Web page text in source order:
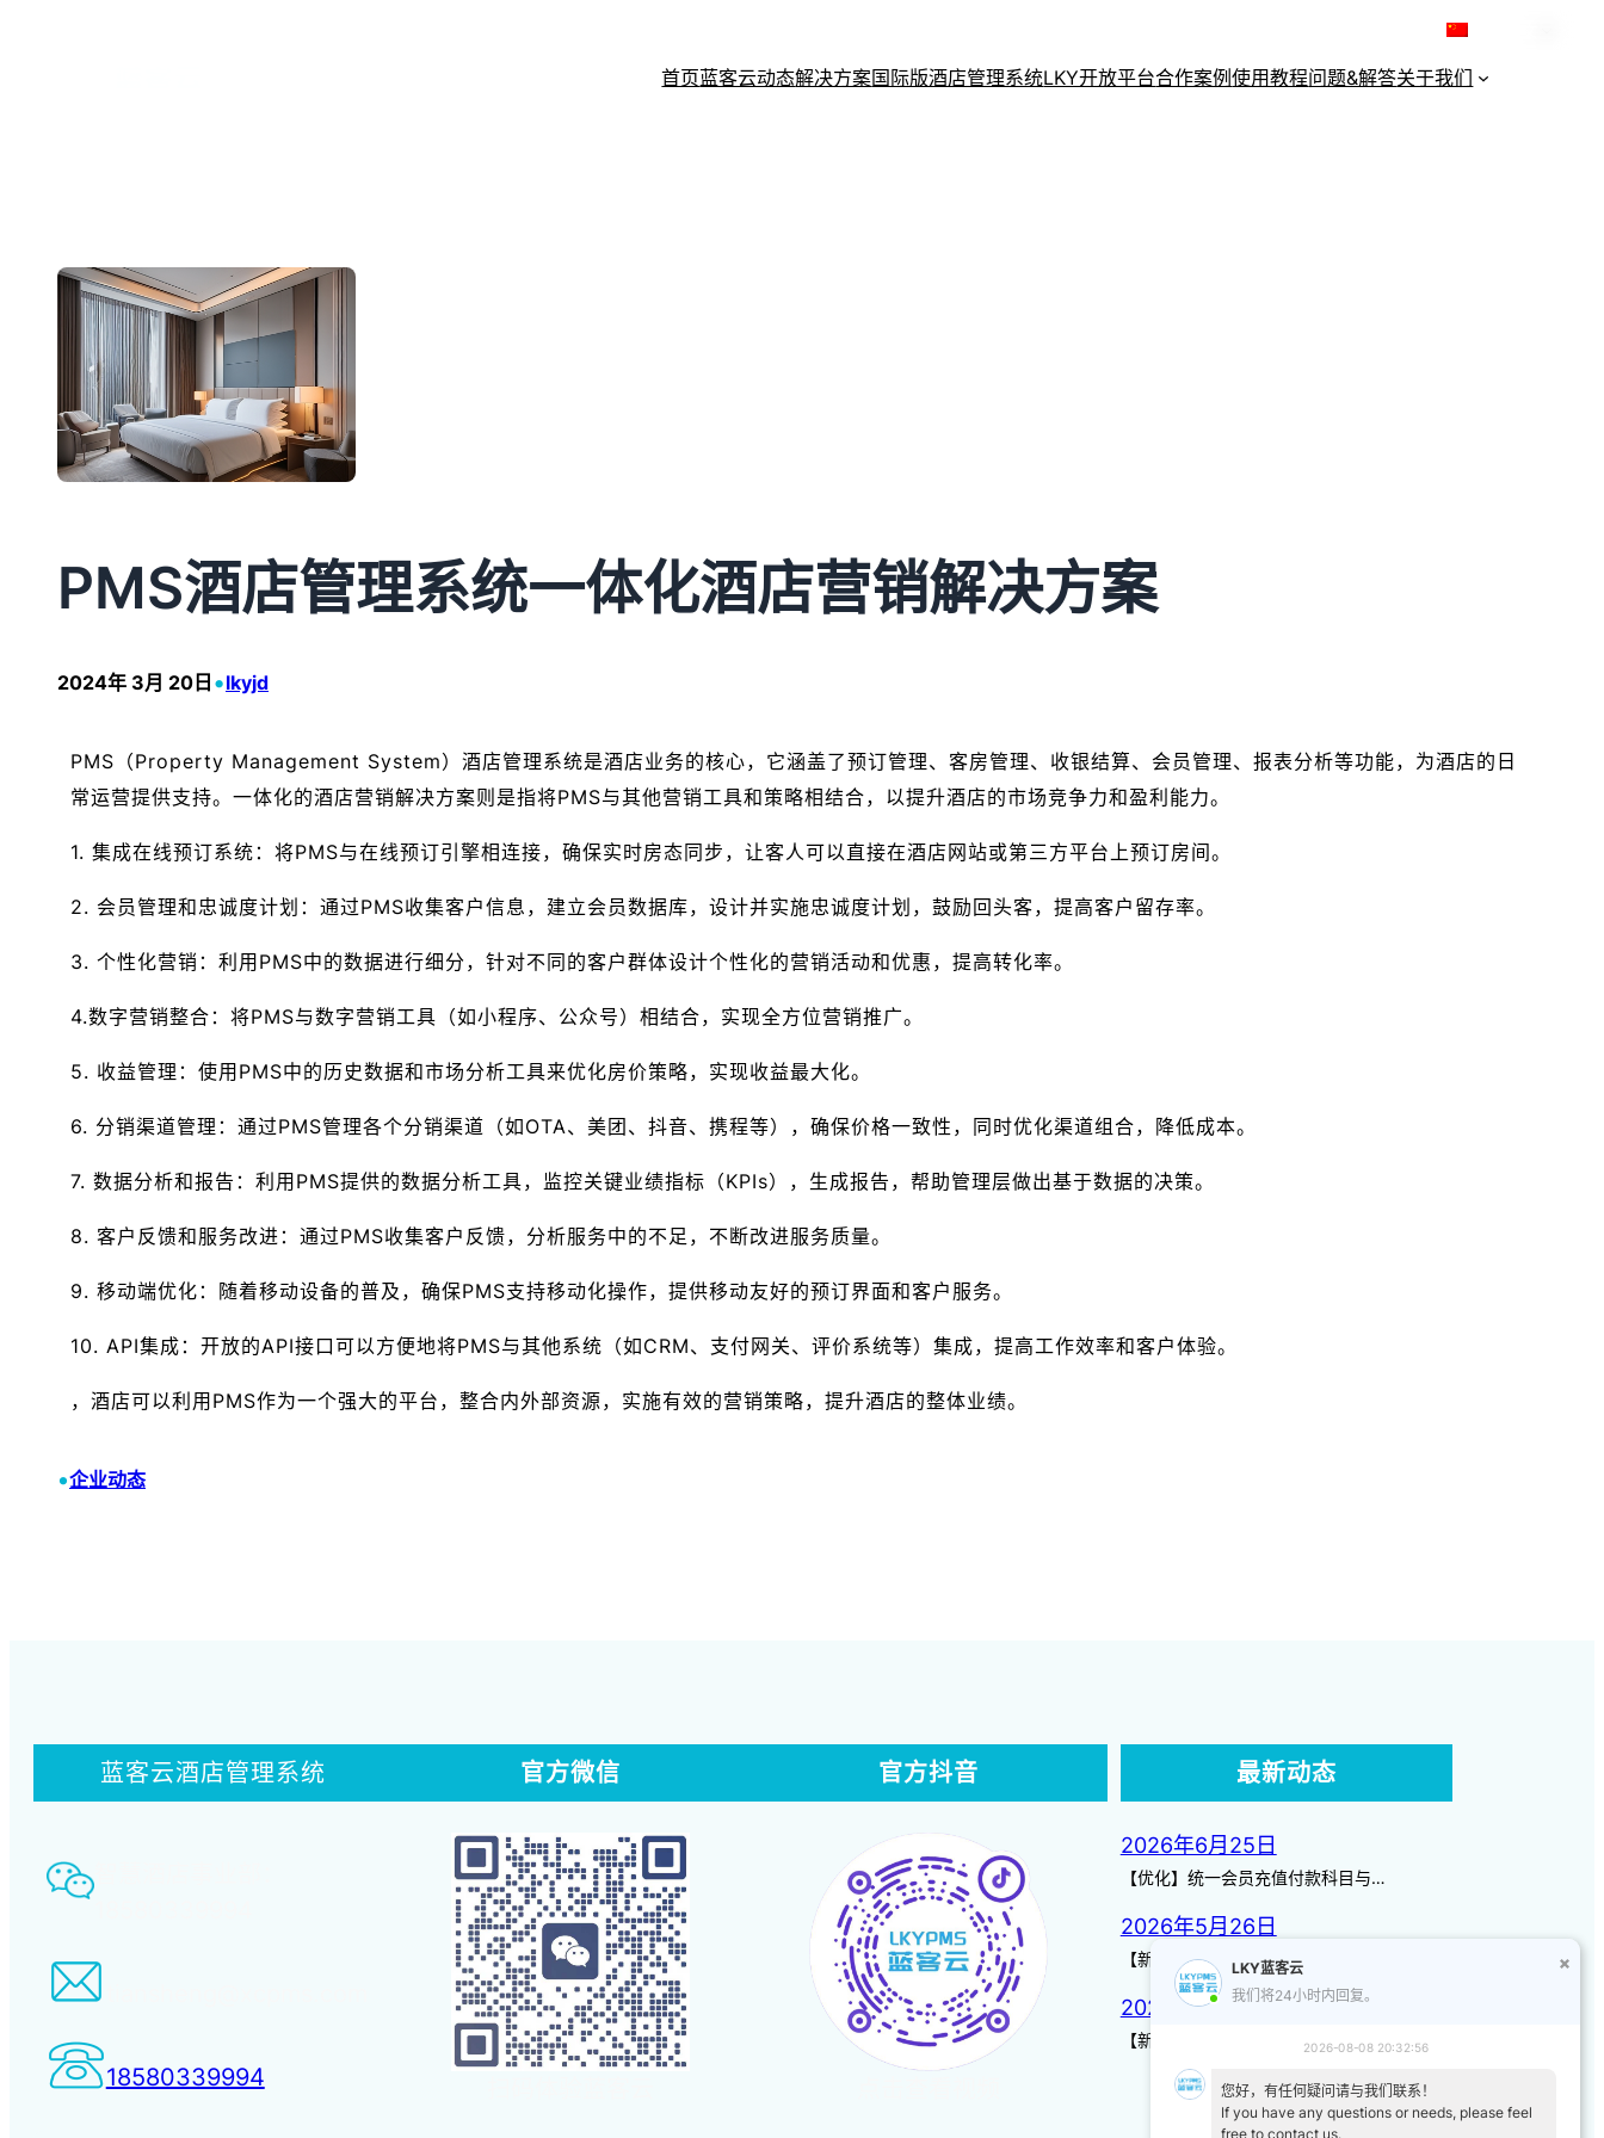
首页蓝客云动态解决方案国际版酒店管理系统LKY开放平台合作案例使用教程问题&解答关于我们
PMS酒店管理系统一体化酒店营销解决方案
2024年 3月 20日 •lkyjd
PMS（Property Management System）酒店管理系统是酒店业务的核心，它涵盖了预订管理、客房管理、收银结算、会员管理、报表分析等功能，为酒店的日
常运营提供支持。一体化的酒店营销解决方案则是指将PMS与其他营销工具和策略相结合，以提升酒店的市场竞争力和盈利能力。
1. 集成在线预订系统：将PMS与在线预订引擎相连接，确保实时房态同步，让客人可以直接在酒店网站或第三方平台上预订房间。
2. 会员管理和忠诚度计划：通过PMS收集客户信息，建立会员数据库，设计并实施忠诚度计划，鼓励回头客，提高客户留存率。
3. 个性化营销：利用PMS中的数据进行细分，针对不同的客户群体设计个性化的营销活动和优惠，提高转化率。
4.数字营销整合：将PMS与数字营销工具（如小程序、公众号）相结合，实现全方位营销推广。
5. 收益管理：使用PMS中的历史数据和市场分析工具来优化房价策略，实现收益最大化。
6. 分销渠道管理：通过PMS管理各个分销渠道（如OTA、美团、抖音、携程等），确保价格一致性，同时优化渠道组合，降低成本。
7. 数据分析和报告：利用PMS提供的数据分析工具，监控关键业绩指标（KPIs），生成报告，帮助管理层做出基于数据的决策。
8. 客户反馈和服务改进：通过PMS收集客户反馈，分析服务中的不足，不断改进服务质量。
9. 移动端优化：随着移动设备的普及，确保PMS支持移动化操作，提供移动友好的预订界面和客户服务。
10. API集成：开放的API接口可以方便地将PMS与其他系统（如CRM、支付网关、评价系统等）集成，提高工作效率和客户体验。
，酒店可以利用PMS作为一个强大的平台，整合内外部资源，实施有效的营销策略，提升酒店的整体业绩。
•企业动态
蓝客云酒店管理系统
智慧酒店事业部：
18580339994
官方微信 官方抖音 最新动态
2026年6月25日
【优化】统一会员充值付款科目与…
2026年5月26日
【新增】自定义储值金额 背景案…
2026年3月14日
【新增】页面图标 【优化】日历…
LKY蓝客云
我们将24小时内回复。
2026-08-08 20:32:56
您好，有任何疑问请与我们联系！
If you have any questions or needs, please feel
free to contact us.